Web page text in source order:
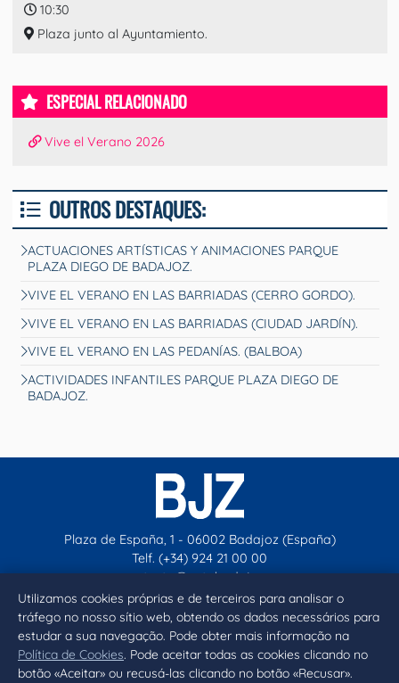
Utilizamos cookies próprias e de terceiros para analisar o
tráfego no nosso sítio web, obtendo os dados necessários para
estudar a sua navegação. Pode obter mais informação na
Política de Cookies. Pode aceitar todas as cookies clicando no
botão «Aceitar» ou recusá-las clicando no botão «Recusar».
10:30
Plaza junto al Ayuntamiento.
ESPECIAL RELACIONADO
Vive el Verano 2026
OUTROS DESTAQUES:
ACTUACIONES ARTÍSTICAS Y ANIMACIONES PARQUE
PLAZA DIEGO DE BADAJOZ.
VIVE EL VERANO EN LAS BARRIADAS (CERRO GORDO).
VIVE EL VERANO EN LAS BARRIADAS (CIUDAD JARDÍN).
VIVE EL VERANO EN LAS PEDANÍAS. (BALBOA)
ACTIVIDADES INFANTILES PARQUE PLAZA DIEGO DE
BADAJOZ.
Plaza de España, 1 - 06002 Badajoz (España)
Telf. (+34) 924 21 00 00
contacto@aytobadajoz.es
Facebook
X Instagram
YouTube
Inicio Aviso legal Privacidad Política de Cookies